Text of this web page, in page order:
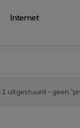
Internet
uitgestuurd - geen